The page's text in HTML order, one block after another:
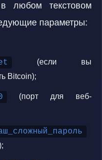
любом текстовом
параметры:
(если вы
Bitcoin);
(порт для веб-